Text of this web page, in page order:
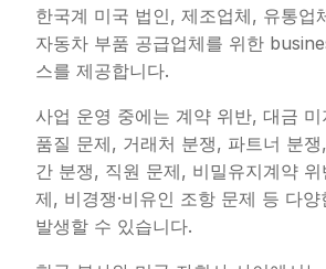
한국계 미국 법인, 제조업체, 유통업
자동차 부품 공급업체를 위한
스를 제공합니다.
사업 운영 중에는 계약 위반, 대금
품질 문제, 거래처 분쟁, 파트너 분
간 분쟁, 직원 문제, 비밀유지계약
제, 비경쟁·비유인 조항 문제 등 다
발생할 수 있습니다.